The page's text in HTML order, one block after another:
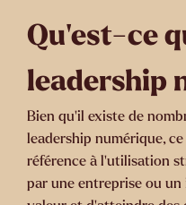
Qu'est-ce
leadership
Bien qu'il existe de
leadership numérique,
référence à l'utilisation
par une entreprise ou